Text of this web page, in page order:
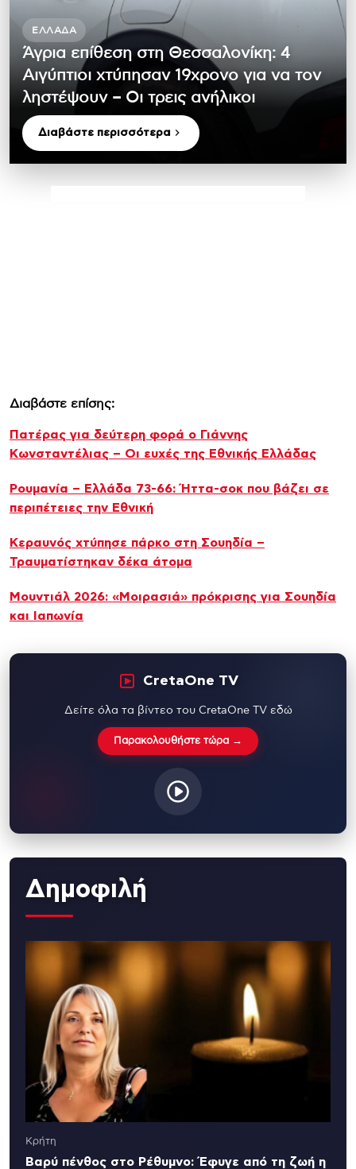
ΕΛΛΆΔΑ
Άγρια επίθεση στη Θεσσαλονίκη: 4
Αιγύπτιοι χτύπησαν 19χρονο για να τον
ληστέψουν – Οι τρεις ανήλικοι
Διαβάστε περισσότερα
Διαβάστε επίσης:
Πατέρας για δεύτερη φορά ο Γιάννης
Κωνσταντέλιας – Οι ευχές της Εθνικής Ελλάδας
Ρουμανία – Ελλάδα 73-66: Ήττα-σοκ που βάζει σε
περιπέτειες την Εθνική
Κεραυνός χτύπησε πάρκο στη Σουηδία –
Τραυματίστηκαν δέκα άτομα
Μουντιάλ 2026: «Μοιρασιά» πρόκρισης για Σουηδία
και Ιαπωνία
CretaOne TV
Δείτε όλα τα βίντεο του CretaOne TV εδώ
Παρακολουθήστε τώρα →
Δημοφιλή
Κρήτη
Βαρύ πένθος στο Ρέθυμνο: Έφυγε από τη ζωή η